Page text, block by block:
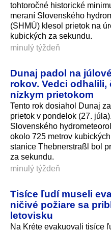
tohtoročné historické
meraní Slovenského
(SHMÚ) klesol prietok na
kubických za sekundu.
minulý týždeň
Dunaj padol na
rokov. Vedci
nízkym prietokom
Tento rok dosiahol Dunaj
prietok v pondelok (27.
Slovenského
okolo 725 metrov
stanice Thebnerstraßl bol
za sekundu.
minulý týždeň
Tisíce ľudí museli
ničivé požiare sa
letovisku
Na Kréte evakuovali tisíce